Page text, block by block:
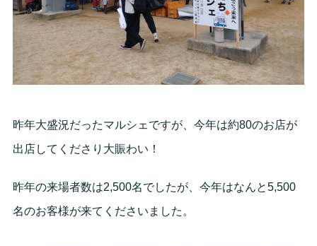
昨年大盛況だったマルシェですが、今年は約80のお店が
出店してくださり大賑わい！
昨年の来場者数は2,500名でしたが、今年はなんと5,500
名のお客様が来てくださいました。